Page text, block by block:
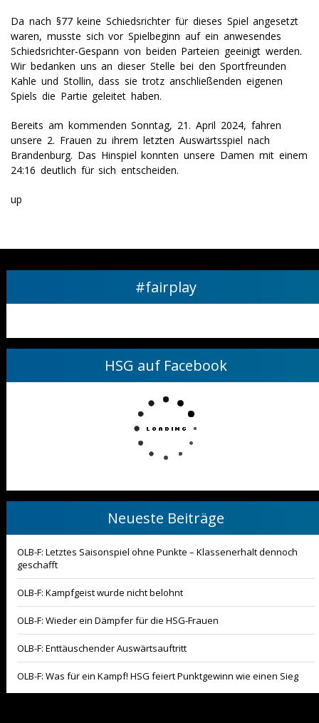
Da nach §77 keine Schiedsrichter für dieses Spiel angesetzt
waren, musste sich vor Spielbeginn auf ein anwesendes
Schiedsrichter-Gespann von beiden Parteien geeinigt werden.
Wir bedanken uns an dieser Stelle bei den Sportfreunden
Kahle und Stollin, dass sie trotz anschließenden eigenen
Spiels die Partie geleitet haben.
Bereits am kommenden Sonntag, 21. April 2024, fahren
unsere 2. Frauen zu ihrem letzten Auswärtsspiel nach
Brandenburg. Das Hinspiel konnten unsere Damen mit einem
24:16 deutlich für sich entscheiden.
up
#fairplay
HSG auf Facebook
Neueste Beiträge
OLB-F: Letztes Saisonspiel ohne Punkte – Klassenerhalt dennoch
geschafft
OLB-F: Kampfgeist wurde nicht belohnt
OLB-F: Wieder ein Dämpfer für die HSG-Frauen
OLB-F: Enttäuschender Auswärtsauftritt
OLB-F: Was für ein Kampf! HSG feiert Punktgewinn wie einen Sieg